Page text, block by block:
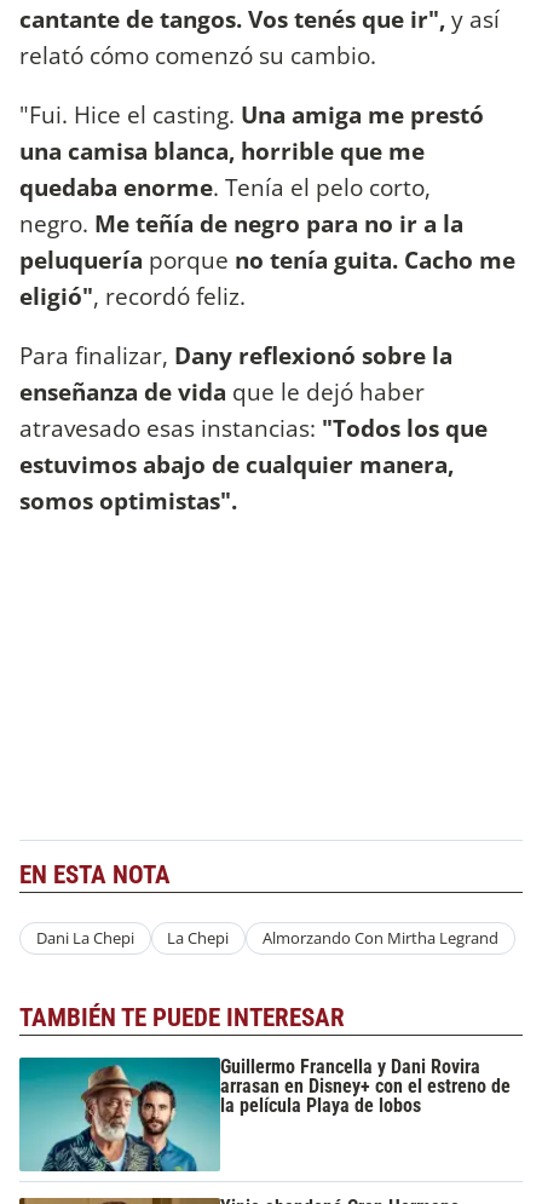
cantante de tangos. Vos tenés que ir",y así
relató cómo comenzó su cambio.
"Fui. Hice el casting. Una amiga me prestó
una camisa blanca, horrible que me
quedaba enorme. Tenía el pelo corto,
negro. Me teñía de negro para no ir a la
peluquería porque no tenía guita. Cacho me
eligió", recordó feliz.
Para finalizar, Dany reflexionó sobre la
enseñanza de vida que le dejó haber
atravesado esas instancias: "Todos los que
estuvimos abajo de cualquier manera,
somos optimistas".
EN ESTA NOTA
Dani La Chepi La Chepi Almorzando Con Mirtha Legrand
TAMBIÉN TE PUEDE INTERESAR
Guillermo Francella y Dani Rovira
arrasan en Disney+ con el estreno de
la película Playa de lobos